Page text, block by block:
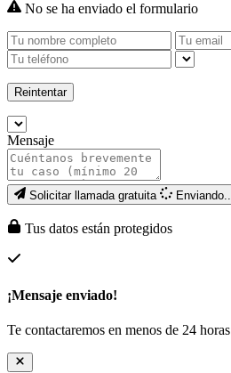
No se ha enviado el formulario
Reintentar
Mensaje
Solicitar llamada gratuita Enviando...
Tus datos están protegidos
¡Mensaje enviado!
Te contactaremos en menos de 24 horas